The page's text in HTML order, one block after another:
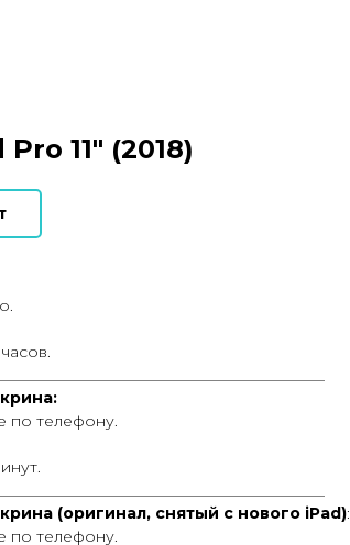
11" (2018)
по телефону.
(оригинал, снятый с нового iPad):
по телефону.